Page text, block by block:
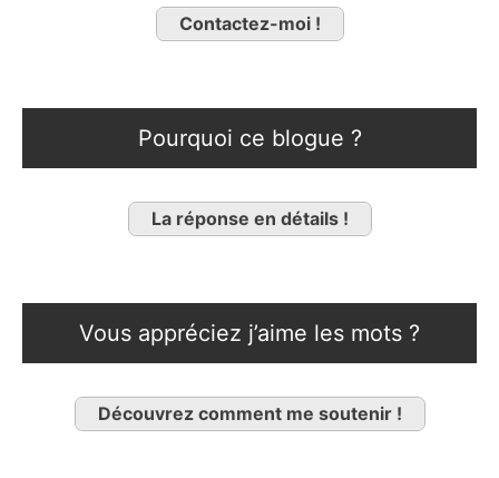
Contactez-moi !
Pourquoi ce blogue ?
La réponse en détails !
Vous appréciez j’aime les mots ?
Découvrez comment me soutenir !